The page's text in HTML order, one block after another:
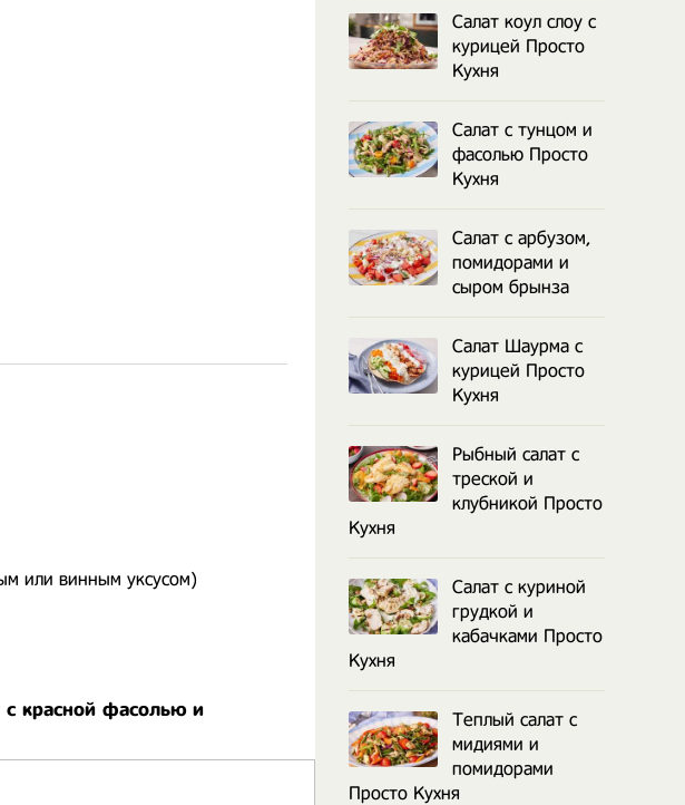
или винным уксусом)
с красной фасолью и
Салат коул слоу с
курицей Просто
Кухня
Салат с тунцом и
фасолью Просто
Кухня
Салат с арбузом,
помидорами и
сыром брынза
Салат Шаурма с
курицей Просто
Кухня
Рыбный салат с
треской и
клубникой Просто
Кухня
Салат с куриной
грудкой и
кабачками Просто
Кухня
Теплый салат с
мидиями и
помидорами
Просто Кухня